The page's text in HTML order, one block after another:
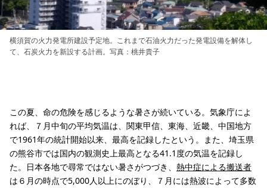
横須賀の火力発電所建設予定地。これまで石油火力だった発電設備を解体し
て、石炭火力を新設する計画。写真：桃井貴子
この夏、命の危険を感じるような暑さが続いている。気象庁によ
れば、７月中旬の平均気温は、関東甲信、東海、近畿、中国地方
で1961年の統計開始以来、最高を記録したという。また、埼玉県
の熊谷市では国内の観測史上最高となる41.1度の気温を記録し
た。日本各地で尋常ではない暑さがつづき、 熱中症による搬送者
は６月の時点で5,000人以上にのぼり、７月には熱波によって多数